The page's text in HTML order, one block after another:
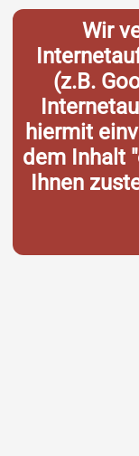
Wir
(z.B.
hiermit
dem Inhalt
Ihnen